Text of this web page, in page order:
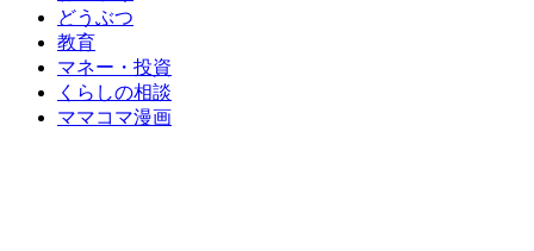
どうぶつ
教育
マネー・投資
くらしの相談
ママコマ漫画